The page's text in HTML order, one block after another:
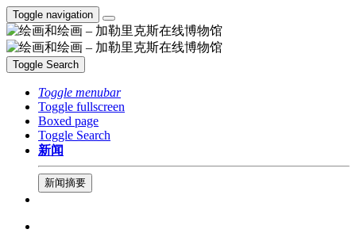
Toggle navigation
Toggle Search
Toggle menubar
Toggle fullscreen
Boxed page
Toggle Search
新闻
新闻摘要